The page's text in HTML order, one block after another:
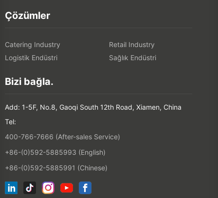
Çözümler
Catering Industry
Retail Industry
Logistik Endüstri
Sağlık Endüstri
Bizi bağla.
Add: 1-5F, No.8, Gaoqi South 12th Road, Xiamen, China
Tel:
400-766-7666 (After-sales Service)
+86-(0)592-5885993 (English)
+86-(0)592-5885991 (Chinese)